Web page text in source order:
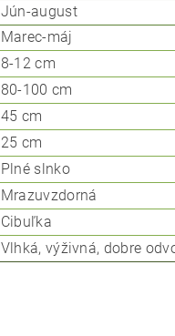
Jún-august
Marec-máj
8-12 cm
80-100 cm
45 cm
25 cm
Plné slnko
Mrazuvzdorná
Cibuľka
Vlhká, výživná, dobre